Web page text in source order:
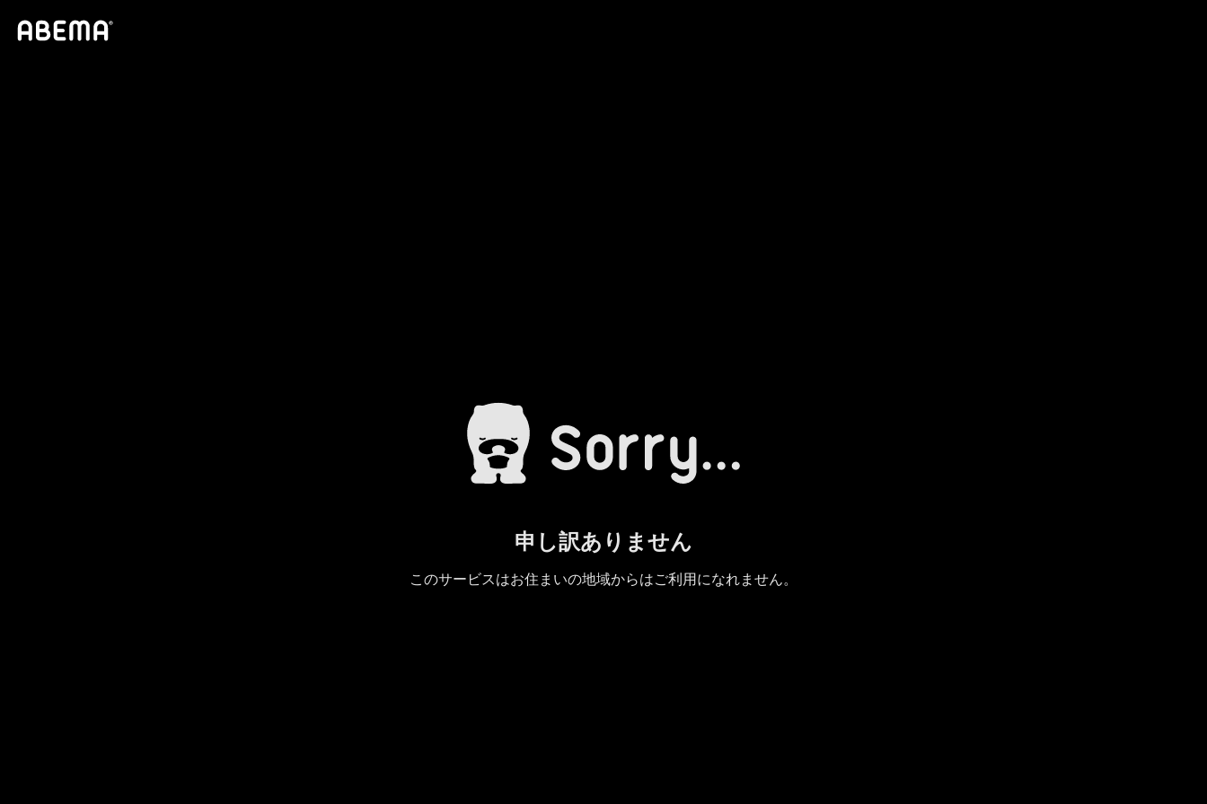
申し訳ありません
このサービスはお住まいの地域からはご利用になれません。